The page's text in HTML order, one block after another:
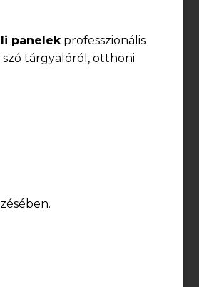
panelekprofesszionális
tárgyalóról, otthoni